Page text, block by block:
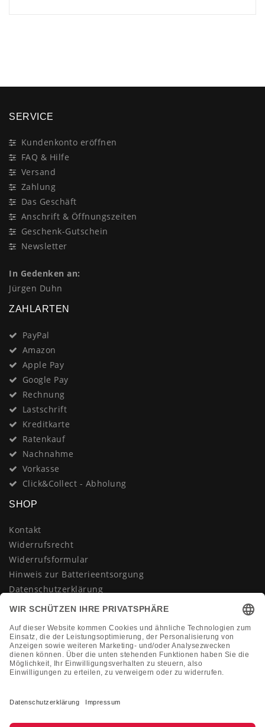
SERVICE
Kundenkonto eröffnen
FAQ & Hilfe
Versand
Zahlung
Das Geschäft
Anschrift & Öffnungszeiten
Geschenk-Gutschein
Newsletter
In Gedenken an:
Jürgen Duhn
ZAHLARTEN
PayPal
Amazon
Apple Pay
Google Pay
Rechnung
Lastschrift
Kreditkarte
Ratenkauf
Nachnahme
Vorkasse
Click&Collect - Abholung
SHOP
Kontakt
Widerrufsrecht
Widerrufsformular
Hinweis zur Batterieentsorgung
Datenschutzerklärung
AGB
Vertrag widerrufen
KONTAKT
+49 (0)2133 210433
shop@dienadel.de